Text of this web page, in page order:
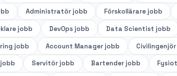
Administratör jobb Förskollärare jobb
jobb DevOps jobb Data Scientist jobb
jobb Account Manager jobb Civilingenjör
jobb Servitör jobb Bartender jobb